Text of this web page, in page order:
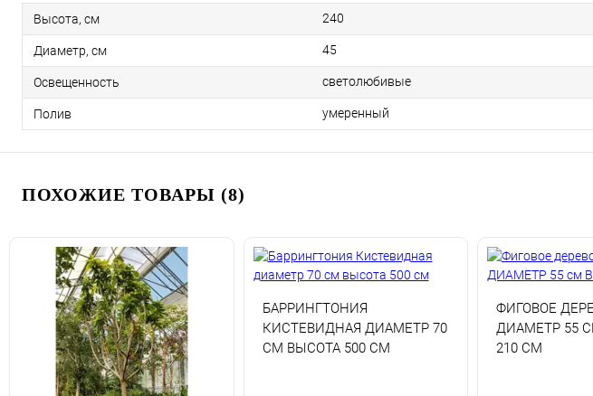
Высота, см 240
Диаметр, см 45
Освещенность светолюбивые
Полив умеренный
ПОХОЖИЕ ТОВАРЫ (8)
БАРРИНГТОНИЯ
КИСТЕВИДНАЯ ДИАМЕТР 70
СМ ВЫСОТА 500 СМ
ФИГОВОЕ
ДИАМЕТР 55
210 СМ